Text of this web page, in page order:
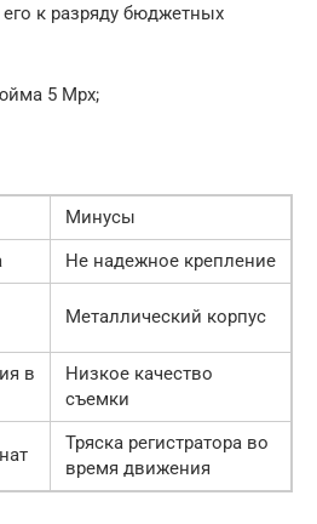
к разряду бюджетных
5 Mpx;
Минусы
Не надежное крепление
Металлический корпус
в
Низкое качество
съемки
Тряска регистратора во
время движения